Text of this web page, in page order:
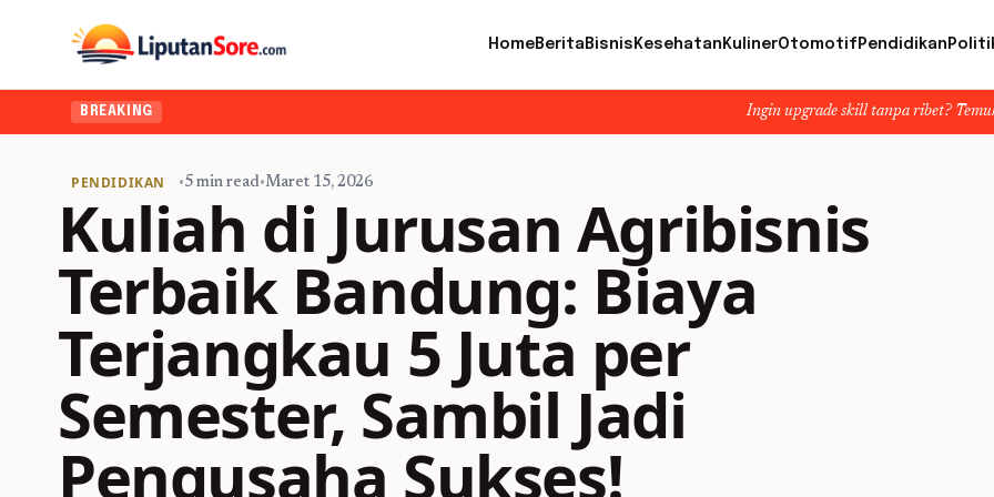
HomeBerita Bisnis Kesehatan KulinerOtomotif Pendidikan
BREAKING Ingin upgrade skill tanpa ribet? Temukan kelas seru
PENDIDIKAN •5 min read•Maret 15, 2026
Kuliah di Jurusan Agribisnis
Terbaik Bandung: Biaya
Terjangkau 5 Juta per
Semester, Sambil Jadi
Pengusaha Sukses!